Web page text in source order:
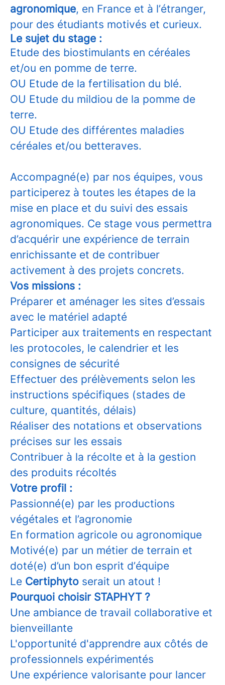
agronomique, en France et à l’étranger,
pour des étudiants motivés et curieux.
Le sujet du stage :
Etude des biostimulants en céréales
et/ou en pomme de terre.
OU Etude de la fertilisation du blé.
OU Etude du mildiou de la pomme de
terre.
OU Etude des différentes maladies
céréales et/ou betteraves.
Accompagné(e) par nos équipes, vous
participerez à toutes les étapes de la
mise en place et du suivi des essais
agronomiques. Ce stage vous permettra
d’acquérir une expérience de terrain
enrichissante et de contribuer
activement à des projets concrets.
Vos missions :
Préparer et aménager les sites d’essais
avec le matériel adapté
Participer aux traitements en respectant
les protocoles, le calendrier et les
consignes de sécurité
Effectuer des prélèvements selon les
instructions spécifiques (stades de
culture, quantités, délais)
Réaliser des notations et observations
précises sur les essais
Contribuer à la récolte et à la gestion
des produits récoltés
Votre profil :
Passionné(e) par les productions
végétales et l’agronomie
En formation agricole ou agronomique
Motivé(e) par un métier de terrain et
doté(e) d’un bon esprit d’équipe
Le Certiphyto serait un atout !
Pourquoi choisir STAPHYT ?
Une ambiance de travail collaborative et
bienveillante
L'opportunité d'apprendre aux côtés de
professionnels expérimentés
Une expérience valorisante pour lancer